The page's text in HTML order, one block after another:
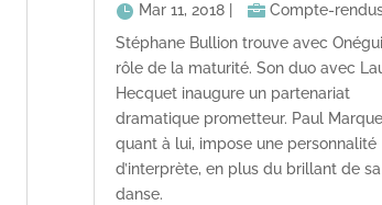
Mar 11, 2018|
Compte-
Stéphane Bullion trouve avec
rôle de la maturité. Son duo avec
Hecquet inaugure un partenariat
dramatique prometteur. Paul
quant à lui, impose une personnalité
d’interprète, en plus du brillant de sa
danse.